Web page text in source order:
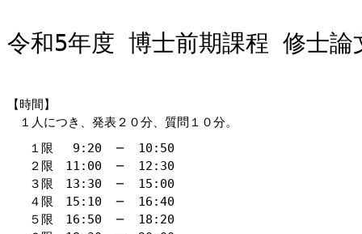
令和5年度 博士前期課程 修士論
【時間】
１人につき、発表２０分、質問１０分。
１限 9:20
─
10:50
２限 11:00
─
12:30
３限 13:30
─
15:00
４限 15:10
─
16:40
５限 16:50
─
18:20